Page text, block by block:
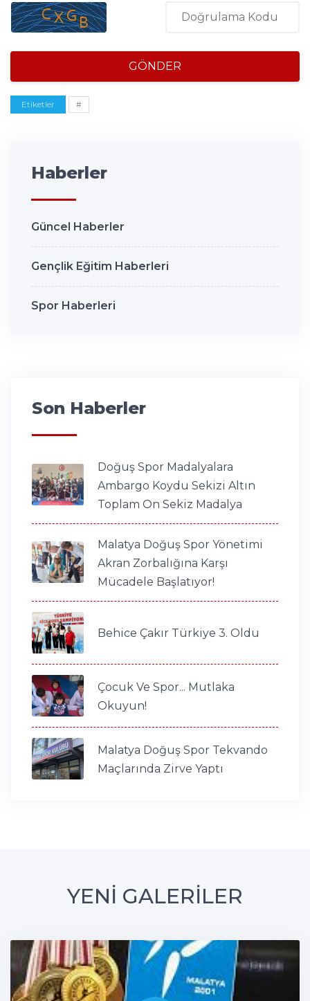
GÖNDER
Etiketler #
Haberler
Güncel Haberler
Gençlik Eğitim Haberleri
Spor Haberleri
Son Haberler
Doğuş Spor Madalyalara
Ambargo Koydu Sekizi Altın
Toplam On Sekiz Madalya
Malatya Doğuş Spor Yönetimi
Akran Zorbalığına Karşı
Mücadele Başlatıyor!
Behice Çakır Türkiye 3. Oldu
Çocuk Ve Spor... Mutlaka
Okuyun!
Malatya Doğuş Spor Tekvando
Maçlarında Zirve Yaptı
YENİ GALERİLER